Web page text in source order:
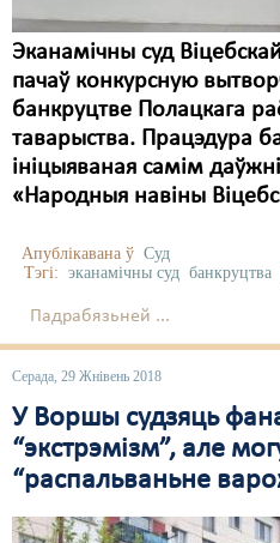
Эканамічны суд
пачаў конкурсную
банкруцтве Полацкага
таварыства. Працэдура
ініцыяваная самім
«Народныя навіны
Апублікавана ў Суд
Тэгі: эканамічны суд банкруцтва
Падрабязьней ...
Серада, 29 Жнівень 2018
У Воршы судзяць
“экстрэмізм”, але
“распальваньне